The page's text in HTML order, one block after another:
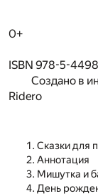
0+
ISBN 978-5-
Создано в
Ridero
Сказки для
Аннотация
Мишутка и
День